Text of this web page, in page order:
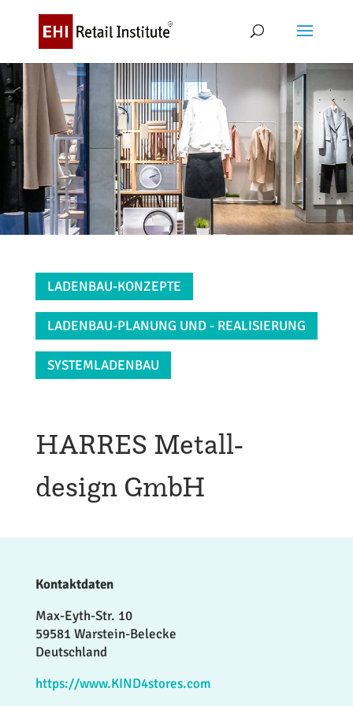
LADENBAU-KONZEPTE
LADENBAU-PLANUNG UND - REALISIERUNG
SYSTEMLADENBAU
HARRES Metall-
design GmbH
Kontaktdaten
Max-Eyth-Str. 10
59581 Warstein-Belecke
Deutschland
https://www.KIND4stores.com